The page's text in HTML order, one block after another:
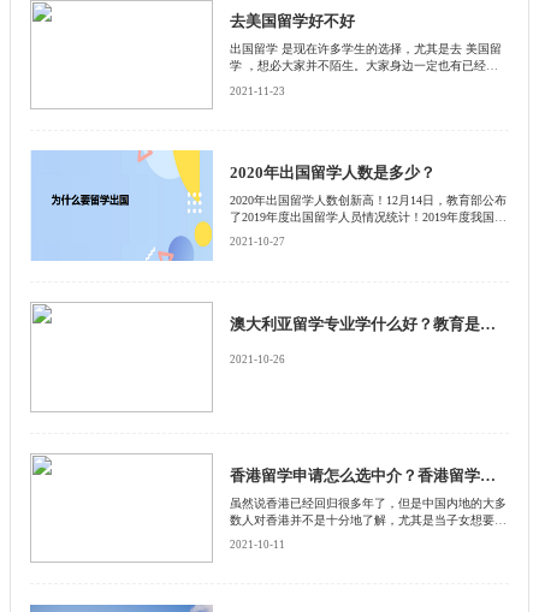
去美国留学好不好
出国留学 是现在许多学生的选择，尤其是去 美国留
学 ，想必大家并不陌生。大家身边一定也有已经出
去美国留学好不好 ?怎样申请去美国留学。 美国大学
2021-11-23
2020年出国留学人数是多少？
2020年出国留学人数创新高！12月14日，教育部公布
了2019年度出国留学人员情况统计！2019年度我国出
490.44万人已完成学业，423.17万人在完成学业后选
择回国发展，占已完成学业群体的86.28%。
2021-10-27
澳大利亚留学专业学什么好？教育是热门专业吗？
2021-10-26
香港留学申请怎么选中介？香港留学申请什么重要？
虽然说香港已经回归很多年了，但是中国内地的大多
数人对香港并不是十分地了解，尤其是当子女想要到
2021-10-11